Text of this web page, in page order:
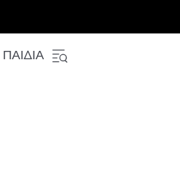
ΠΑΙΔΙΑ